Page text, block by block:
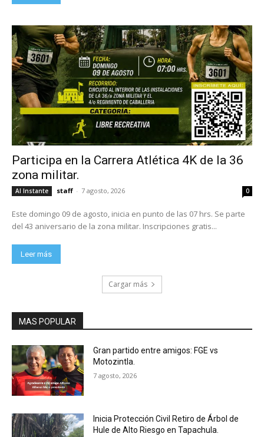
Participa en la Carrera Atlética 4K de la 36
zona militar.
Al Instante staff - 7 agosto, 2026 0
Este domingo 09 de agosto, inicia en punto de las 07 hrs. Se parte
del 43 aniversario de la zona militar. Inscripciones gratis...
Leer más
Cargar más
MAS POPULAR
Gran partido entre amigos: FGE vs
Motozintla.
7 agosto, 2026
Inicia Protección Civil Retiro de Árbol de
Hule de Alto Riesgo en Tapachula.